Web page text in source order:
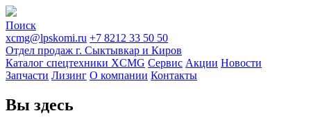
Поиск
xcmg@lpskomi.ru +7 8212 33 50 50
Отдел продаж г. Сыктывкар и Киров
Каталог спецтехники XCMG Сервис Акции Новости
Запчасти Лизинг О компании Контакты
Вы здесь